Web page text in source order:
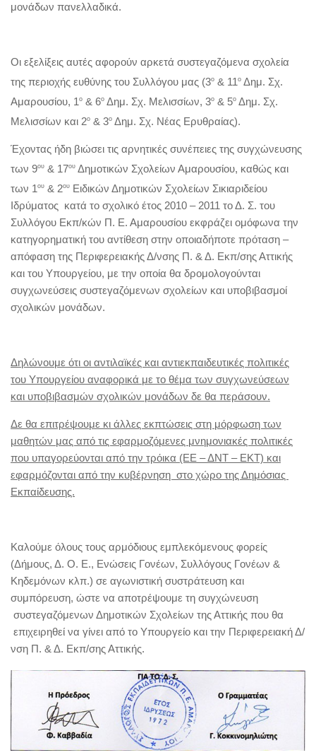
μονάδων πανελλαδικά.
Οι εξελίξεις αυτές αφορούν αρκετά συστεγαζόμενα σχολεία
της περιοχής ευθύνης του Συλλόγου μας (3ο & 11 ο Δημ. Σχ.
Αμαρουσίου, 1 ο & 6ο Δημ. Σχ. Μελισσίων, 3ο & 5ο Δημ. Σχ.
Μελισσίων και 2ο & 3ο Δημ. Σχ. Νέας Ερυθραίας).
Έχοντας ήδη βιώσει τις αρνητικές συνέπειες της συγχώνευσης
των 9ου & 17ου Δημοτικών Σχολείων Αμαρουσίου, καθώς και
των 1 ου & 2ου Ειδικών Δημοτικών Σχολείων Σικιαριδείου
Ιδρύματος κατά το σχολικό έτος 2010 – 2011 το Δ. Σ. του
Συλλόγου Εκπ/κών Π. Ε. Αμαρουσίου εκφράζει ομόφωνα την
κατηγορηματική του αντίθεση στην οποιαδήποτε πρόταση –
απόφαση της Περιφερειακής Δ/νσης Π. & Δ. Εκπ/σης Αττικής
και του Υπουργείου, με την οποία θα δρομολογούνται
συγχωνεύσεις συστεγαζόμενων σχολείων και υποβιβασμοί
σχολικών μονάδων.
Δηλώνουμε ότι οι αντιλαϊκές και αντιεκπαιδευτικές πολιτικές
του Υπουργείου αναφορικά με το θέμα των συγχωνεύσεων
και υποβιβασμών σχολικών μονάδων δε θα περάσουν.
Δε θα επιτρέψουμε κι άλλες εκπτώσεις στη μόρφωση των
μαθητών μας από τις εφαρμοζόμενες μνημονιακές πολιτικές
που υπαγορεύονται από την τρόικα (ΕΕ – ΔΝΤ – ΕΚΤ) και
εφαρμόζονται από την κυβέρνηση στο χώρο της Δημόσιας
Εκπαίδευσης.
Καλούμε όλους τους αρμόδιους εμπλεκόμενους φορείς
(Δήμους, Δ. Ο. Ε., Ενώσεις Γονέων, Συλλόγους Γονέων &
Κηδεμόνων κλπ.) σε αγωνιστική συστράτευση και
συμπόρευση, ώστε να αποτρέψουμε τη συγχώνευση
συστεγαζόμενων Δημοτικών Σχολείων της Αττικής που θα
επιχειρηθεί να γίνει από το Υπουργείο και την Περιφερειακή Δ/
νση Π. & Δ. Εκπ/σης Αττικής.